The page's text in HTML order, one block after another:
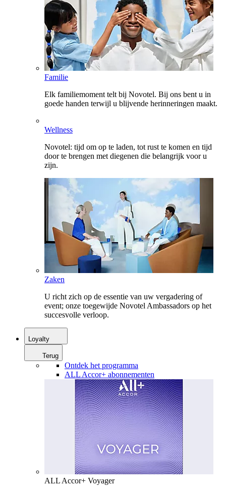
Familie
Elk familiemoment telt bij Novotel. Bij ons bent u in
goede handen terwijl u blijvende herinneringen maakt.
Wellness
Novotel: tijd om op te laden, tot rust te komen en tijd
door te brengen met diegenen die belangrijk voor u
zijn.
Zaken
U richt zich op de essentie van uw vergadering of
event; onze toegewijde Novotel Ambassadors op het
succesvolle verloop.
Loyalty
Terug
Ontdek het programma
ALL Accor+ abonnementen
ALL Accor+ Voyager